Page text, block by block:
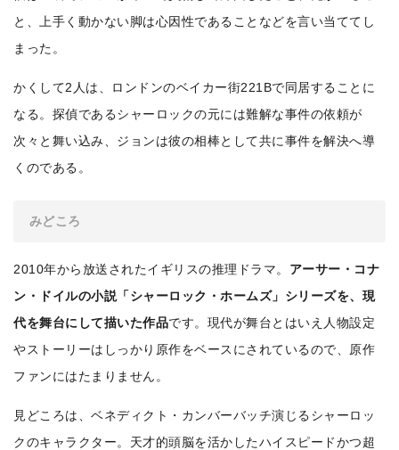
と、上手く動かない脚は心因性であることなどを言い当ててし
まった。
かくして2人は、ロンドンのベイカー街221Bで同居することに
なる。探偵であるシャーロックの元には難解な事件の依頼が
次々と舞い込み、ジョンは彼の相棒として共に事件を解決へ導
くのである。
みどころ
2010年から放送されたイギリスの推理ドラマ。 アーサー・コナ
ン・ドイルの小説「シャーロック・ホームズ」シリーズを、現
代を舞台にして描いた作品です。現代が舞台とはいえ人物設定
やストーリーはしっかり原作をベースにされているので、原作
ファンにはたまりません。
見どころは、ベネディクト・カンバーバッチ演じるシャーロッ
クのキャラクター。天才的頭脳を活かしたハイスピードかつ超